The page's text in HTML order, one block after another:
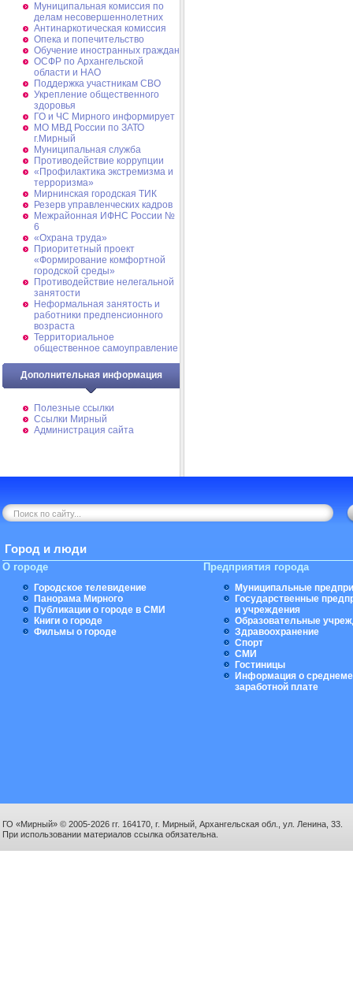
Муниципальная комиссия по
делам несовершеннолетних
Антинаркотическая комиссия
Опека и попечительство
Обучение иностранных граждан
ОСФР по Архангельской
области и НАО
Поддержка участникам СВО
Укрепление общественного
здоровья
ГО и ЧС Мирного информирует
МО МВД России по ЗАТО
г.Мирный
Муниципальная cлужба
Противодействие коррупции
«Профилактика экстремизма и
терроризма»
Мирнинская городская ТИК
Резерв управленческих кадров
Межрайонная ИФНС России №
6
«Охрана труда»
Приоритетный проект
«Формирование комфортной
городской среды»
Противодействие нелегальной
занятости
Неформальная занятость и
работники предпенсионного
возраста
Территориальное
общественное самоуправление
Дополнительная информация
Полезные ссылки
Ссылки Мирный
Администрация сайта
Город и люди
О городе
Городское телевидение
Панорама Мирного
Публикации о городе в СМИ
Книги о городе
Фильмы о городе
Предприятия города
Муниципальные
Государственные
и учреждения
Образовательные
Здравоохранение
Спорт
СМИ
Гостиницы
Информация о
заработной плате
ГО «Мирный» © 2005-2026 гг. 164170, г. Мирный, Архангельская обл., ул. Ленина, 33.
При использовании материалов ссылка обязательна.